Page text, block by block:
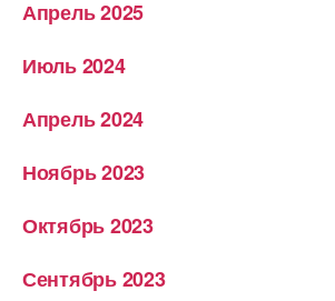
Апрель 2025
Июль 2024
Апрель 2024
Ноябрь 2023
Октябрь 2023
Сентябрь 2023